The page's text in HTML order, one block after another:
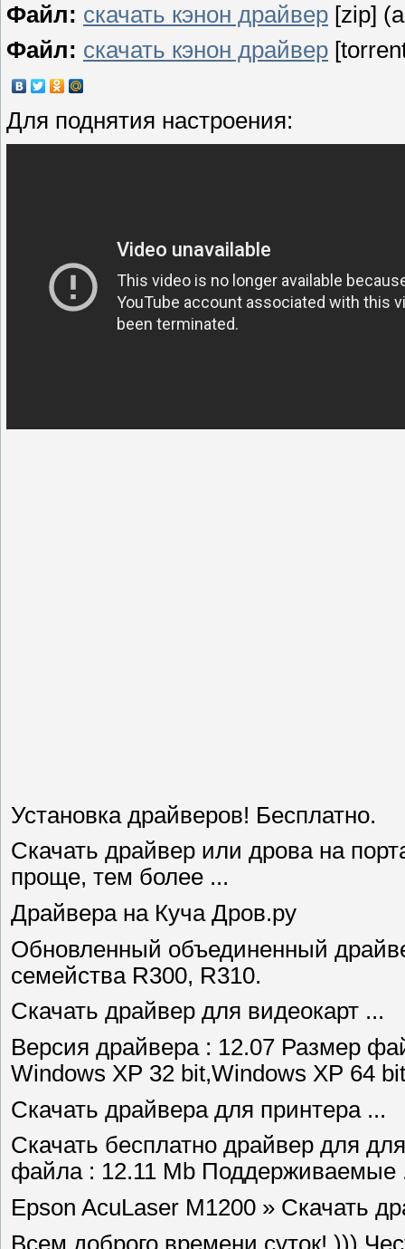
Файл: скачать кэнон драйвер [zip]
Файл: скачать кэнон драйвер
Для поднятия настроения:
Установка драйверов! Бесплатно.
Скачать драйвер или дрова на
проще, тем более ...
Драйвера на Куча Дров.ру
Обновленный объединенный
семейства R300, R310.
Скачать драйвер для видеокарт ...
Версия драйвера : 12.07 Размер
Windows XP 32 bit,Windows XP 64
Скачать драйвера для принтера ...
Скачать бесплатно драйвер для
файла : 12.11 Mb Поддерживаемые
Epson AcuLaser M1200 » Скачать
Всем доброго времени суток! )))